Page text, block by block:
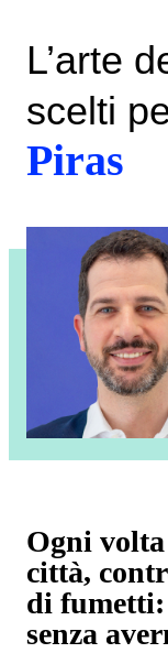
L’arte
scelti
Piras
Ogni
città,
di fumetti:
senza